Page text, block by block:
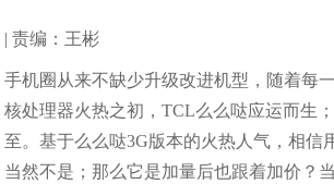
| 责编：王彬
手机圈从来不缺少升级改进机型，随着每
核处理器火热之初，TCL么么哒应运而生
至。基于么么哒3G版本的火热人气，相
当然不是；那么它是加量后也跟着加价？